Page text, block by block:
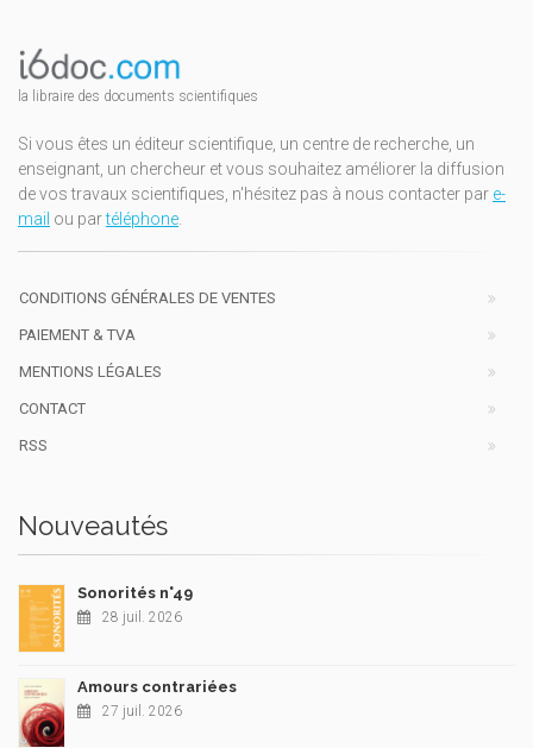
la libraire des documents scientifiques
Si vous êtes un éditeur scientifique, un centre de recherche, un
enseignant, un chercheur et vous souhaitez améliorer la diffusion
de vos travaux scientifiques, n'hésitez pas à nous contacter par e-
mail ou partéléphone.
CONDITIONS GÉNÉRALES DE VENTES
PAIEMENT & TVA
MENTIONS LÉGALES
CONTACT
RSS
Nouveautés
Sonorités n°49
28 juil. 2026
Amours contrariées
27 juil. 2026